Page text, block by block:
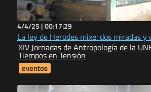
4/4/25 |00:17:29
La ley de Herodes mixe: dos miradas
XIV Jornadas de Antropología de la
Tiempos en Tensión
eventos